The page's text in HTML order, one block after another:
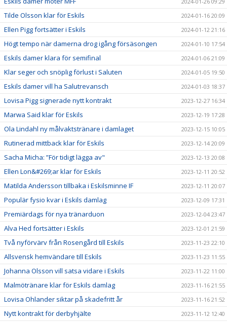
Tilde Olsson klar för Eskils 2024-01-16 20:09
Ellen Pigg fortsätter i Eskils 2024-01-12 21:16
Högt tempo när damerna drog igång försäsongen 2024-01-10 17:54
Eskils damer klara för semifinal 2024-01-06 21:09
Klar seger och snöplig förlust i Saluten 2024-01-05 19:50
Eskils damer vill ha Salutrevansch 2024-01-03 18:37
Lovisa Pigg signerade nytt kontrakt 2023-12-27 16:34
Marwa Said klar för Eskils 2023-12-19 17:28
Ola Lindahl ny målvaktstränare i damlaget 2023-12-15 10:05
Rutinerad mittback klar för Eskils 2023-12-14 20:09
Sacha Micha: ”För tidigt lägga av" 2023-12-13 20:08
Ellen Lon&#269;ar klar för Eskils 2023-12-11 20:52
Matilda Andersson tillbaka i Eskilsminne IF 2023-12-11 20:07
Populär fysio kvar i Eskils damlag 2023-12-09 17:31
Premiärdags för nya tränarduon 2023-12-04 23:47
Alva Hed fortsätter i Eskils 2023-12-01 21:59
Två nyförvärv från Rosengård till Eskils 2023-11-23 22:10
Allsvensk hemvändare till Eskils 2023-11-23 11:55
Johanna Olsson vill satsa vidare i Eskils 2023-11-22 11:00
Malmötränare klar för Eskils damlag 2023-11-16 21:55
Lovisa Ohlander siktar på skadefritt år 2023-11-16 21:52
Nytt kontrakt för derbyhjälte 2023-11-12 12:40